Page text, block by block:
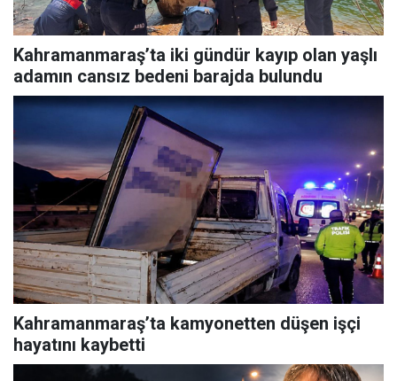
Kahramanmaraş’ta iki gündür kayıp olan yaşlı
adamın cansız bedeni barajda bulundu
Kahramanmaraş’ta kamyonetten düşen işçi
hayatını kaybetti